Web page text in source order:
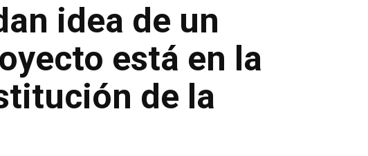
idea de un
está en la
de la